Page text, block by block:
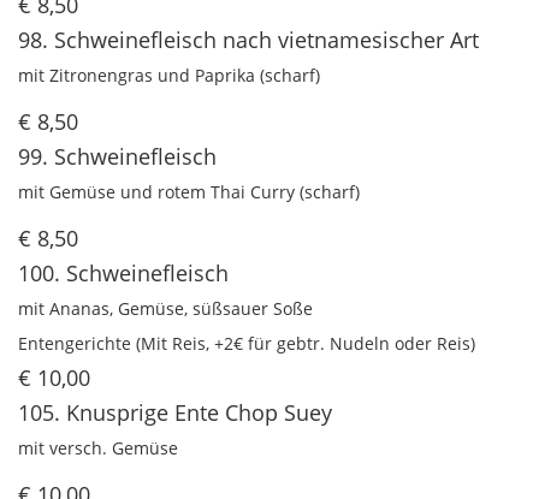
98. Schweinefleisch nach vietnamesischer Art
mit Zitronengras und Paprika (scharf)
€ 8,50
99. Schweinefleisch
mit Gemüse und rotem Thai Curry (scharf)
€ 8,50
100. Schweinefleisch
mit Ananas, Gemüse, süßsauer Soße
Entengerichte (Mit Reis, +2€ für gebtr. Nudeln oder Reis)
€ 10,00
105. Knusprige Ente Chop Suey
mit versch. Gemüse